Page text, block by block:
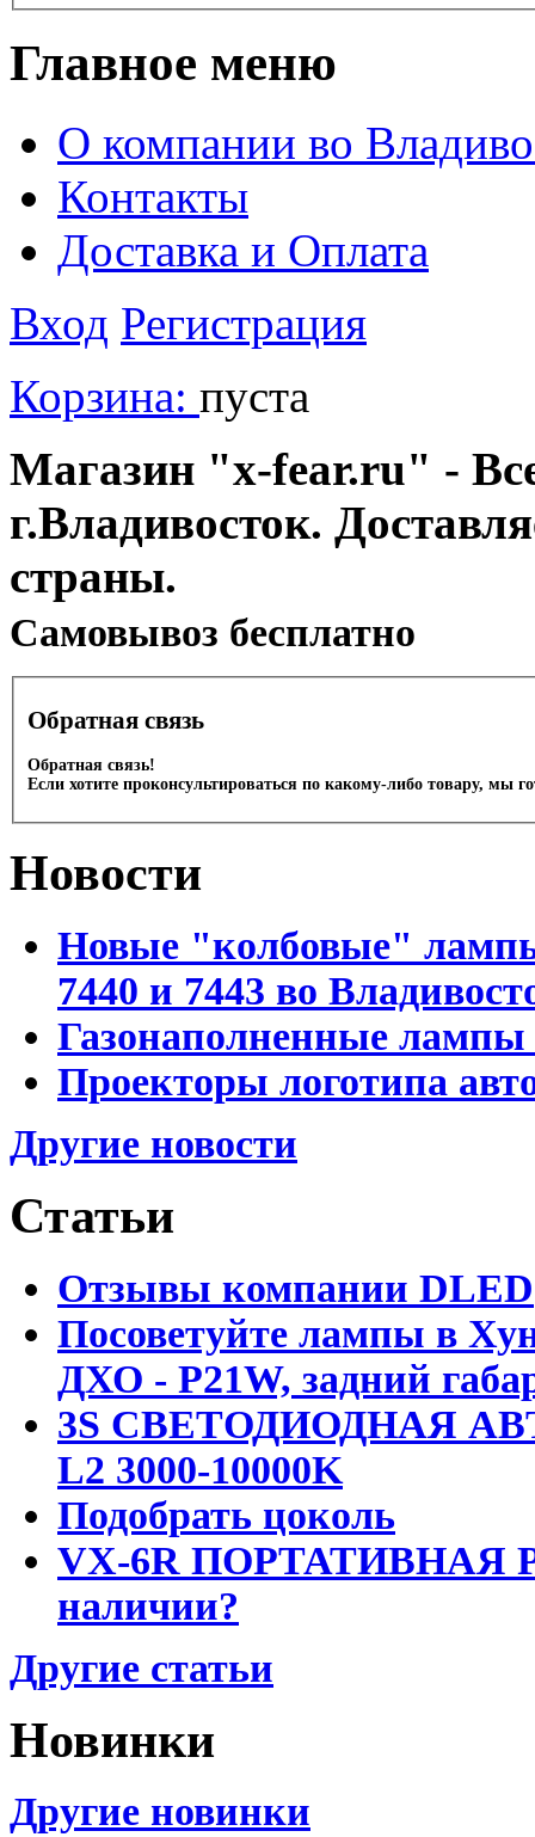
Главное меню
О компании во
Контакты
Доставка и Оплата
Вход Регистрация
Корзина: пуста
Магазин "x-fear.ru" -
г.Владивосток.
страны.
Cамовывоз бесплатно
Обратная связь
Обратная связь!
Если хотите проконсультироваться по какому-либо товару, мы
Новости
Новые "колбовые"
7440 и 7443 во
Газонаполненные лампы
Проекторы логотипа
Другие новости
Статьи
Отзывы компании DLED
Посоветуйте лампы в
ДХО - P21W, задний
3S СВЕТОДИОДНАЯ
L2 3000-10000K
Подобрать цоколь
VX-6R ПОРТАТИВНАЯ
наличии?
Другие статьи
Новинки
Другие новинки